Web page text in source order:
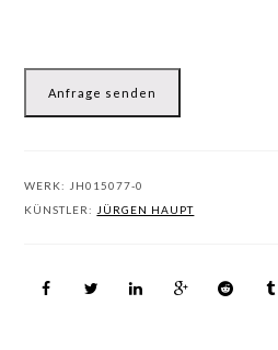
Anfrage senden
WERK: JH015077-0
KÜNSTLER: JÜRGEN HAUPT